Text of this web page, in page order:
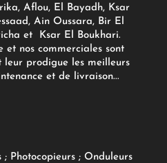
Aflou, El Bayadh, Ksar
Ain Oussara, Bir El
et Ksar El Boukhari.
et nos commerciales sont
leur prodigue les meilleurs
et de livraison...
; Photocopieurs; Onduleurs